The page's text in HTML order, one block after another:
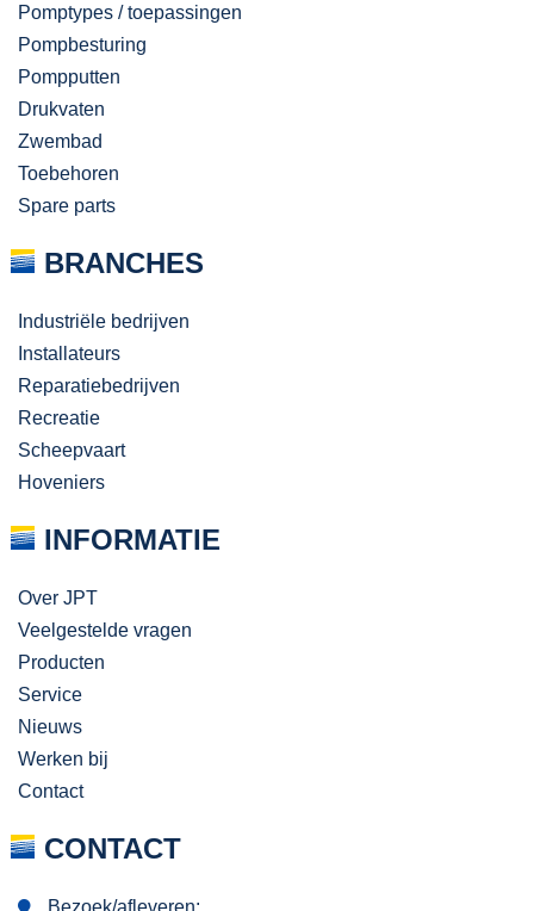
Pomptypes / toepassingen
Pompbesturing
Pompputten
Drukvaten
Zwembad
Toebehoren
Spare parts
BRANCHES
Industriële bedrijven
Installateurs
Reparatiebedrijven
Recreatie
Scheepvaart
Hoveniers
INFORMATIE
Over JPT
Veelgestelde vragen
Producten
Service
Nieuws
Werken bij
Contact
CONTACT
Bezoek/afleveren: